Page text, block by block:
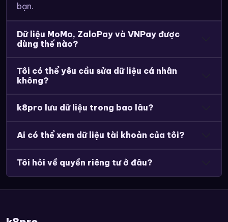
bạn.
Dữ liệu MoMo, ZaloPay và VNPay được
dùng thế nào?
Tôi có thể yêu cầu sửa dữ liệu cá nhân
không?
k8pro lưu dữ liệu trong bao lâu?
Ai có thể xem dữ liệu tài khoản của tôi?
Tôi hỏi về quyền riêng tư ở đâu?